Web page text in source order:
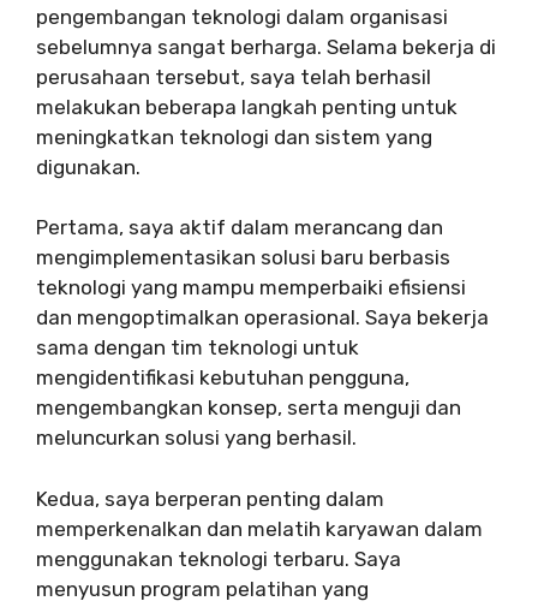
pengembangan teknologi dalam organisasi
sebelumnya sangat berharga. Selama bekerja di
perusahaan tersebut, saya telah berhasil
melakukan beberapa langkah penting untuk
meningkatkan teknologi dan sistem yang
digunakan.
Pertama, saya aktif dalam merancang dan
mengimplementasikan solusi baru berbasis
teknologi yang mampu memperbaiki efisiensi
dan mengoptimalkan operasional. Saya bekerja
sama dengan tim teknologi untuk
mengidentifikasi kebutuhan pengguna,
mengembangkan konsep, serta menguji dan
meluncurkan solusi yang berhasil.
Kedua, saya berperan penting dalam
memperkenalkan dan melatih karyawan dalam
menggunakan teknologi terbaru. Saya
menyusun program pelatihan yang